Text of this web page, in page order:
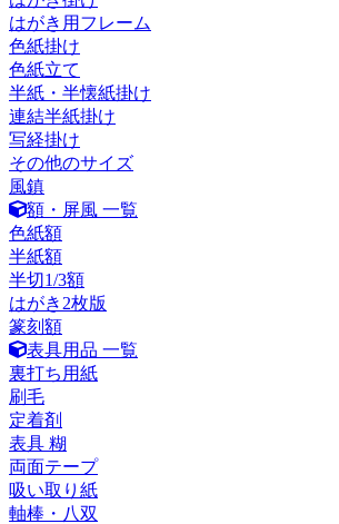
はがき用フレーム
色紙掛け
色紙立て
半紙・半懐紙掛け
連結半紙掛け
写経掛け
その他のサイズ
風鎮
額・屏風 一覧
色紙額
半紙額
半切1/3額
はがき2枚版
篆刻額
表具用品 一覧
裏打ち用紙
刷毛
定着剤
表具 糊
両面テープ
吸い取り紙
軸棒・八双